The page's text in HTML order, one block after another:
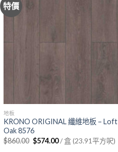
特價
地板
KRONO ORIGINAL 纖維地板 – Loft
Oak 8576
$860.00 Original
price
$574.00Current
price
/ 盒 (23.91平方呎)